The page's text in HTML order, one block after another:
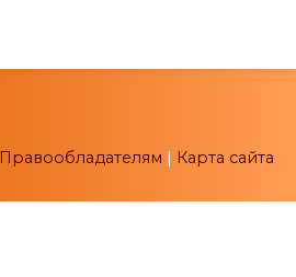
Правообладателям | Карта сайта